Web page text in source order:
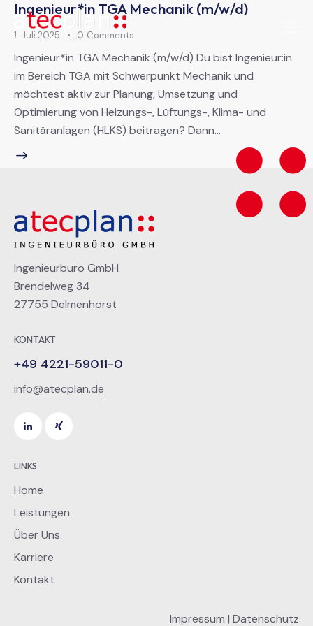
Ingenieur*in TGA Mechanik (m/w/d)
1. Juli 2025 0 Comments
Ingenieur*in TGA Mechanik (m/w/d) Du bist Ingenieur:in
im Bereich TGA mit Schwerpunkt Mechanik und
möchtest aktiv zur Planung, Umsetzung und
Optimierung von Heizungs-, Lüftungs-, Klima- und
Sanitäranlagen (HLKS) beitragen? Dann…
Ingenieurbüro GmbH
Brendelweg 34
27755 Delmenhorst
KONTAKT
+49 4221-59011-0
info@atecplan.de
LINKS
Home
Leistungen
Über Uns
Karriere
Kontakt
Impressum | Datenschutz